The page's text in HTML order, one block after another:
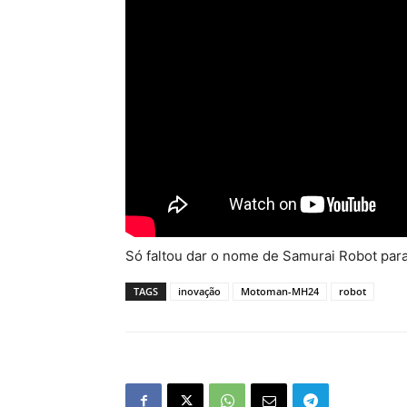
Só faltou dar o nome de Samurai Robot
TAGS inovação Motoman-MH24 robot